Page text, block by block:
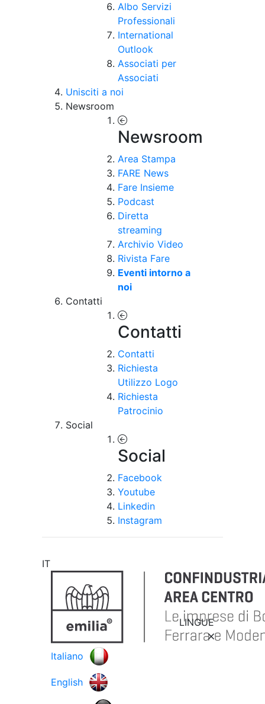
Albo Servizi
Professionali
International
Outlook
Associati per
Associati
Unisciti a noi
Newsroom
Newsroom
Area Stampa
FARE News
Fare Insieme
Podcast
Diretta
streaming
Archivio Video
Rivista Fare
Eventi intorno a
noi
Contatti
Contatti
Contatti
Richiesta
Utilizzo Logo
Richiesta
Patrocinio
Social
Social
Facebook
Youtube
Linkedin
Instagram
IT
LINGUE
Italiano
English